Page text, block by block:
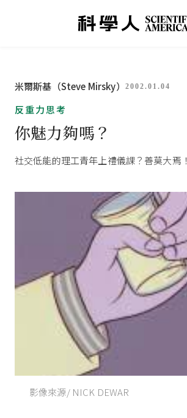
米爾斯基（Steve Mirsky） 2002.01.04
反重力思考
你魅力夠嗎？
社交低能的理工青年上禮儀課？善莫大焉！
影像來源/ NICK DEWAR